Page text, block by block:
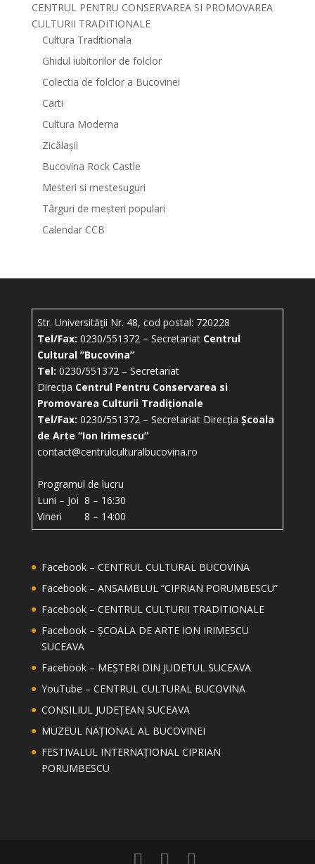
CENTRUL PENTRU CONSERVAREA SI PROMOVAREA
CULTURII TRADITIONALE
Cultura Traditionala
Ghidul iubitorilor de folclor
Colectia de folclor a Bucovinei
Carti
Cultura Moderna
Zicălașii
Bucovina Rock Castle
Mesteri si mestesuguri
Târguri de meșteri populari
Calendar CCB
Str. Universității Nr. 48, cod postal: 720228
Tel/Fax: 0230/551372 – Secretariat Centrul
Cultural ”Bucovina”
Tel: 0230/551372 – Secretariat
Direcția Centrul Pentru Conservarea si
Promovarea Culturii Tradiționale
Tel/Fax: 0230/551372 – Secretariat Direcția Școala
de Arte “Ion Irimescu”
contact@centrulculturalbucovina.ro
Programul de lucru
Luni – Joi 8 – 16:30
Vineri 8 – 14:00
Facebook – CENTRUL CULTURAL BUCOVINA
Facebook – ANSAMBLUL “CIPRIAN PORUMBESCU”
Facebook – CENTRUL CULTURII TRADITIONALE
Facebook – ȘCOALA DE ARTE ION IRIMESCU
SUCEAVA
Facebook – MEȘTERI DIN JUDETUL SUCEAVA
YouTube – CENTRUL CULTURAL BUCOVINA
CONSILIUL JUDEȚEAN SUCEAVA
MUZEUL NAȚIONAL AL BUCOVINEI
FESTIVALUL INTERNAȚIONAL CIPRIAN
PORUMBESCU